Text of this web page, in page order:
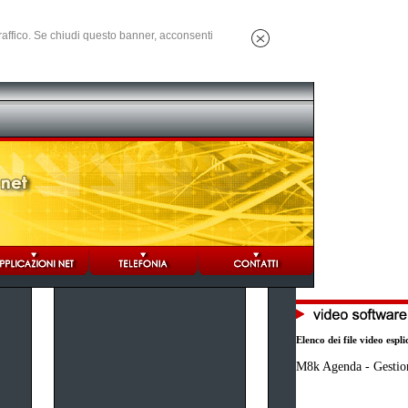
Se chiudi questo banner, acconsenti
Elenco dei file video
M8k Agenda -